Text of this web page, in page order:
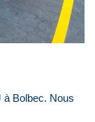
à Bolbec. Nous